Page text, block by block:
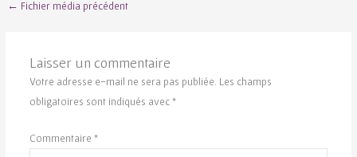
← Fichier média précédent
Laisser un commentaire
Votre adresse e-mail ne sera pas publiée. Les champs
obligatoires sont indiqués avec*
Commentaire *